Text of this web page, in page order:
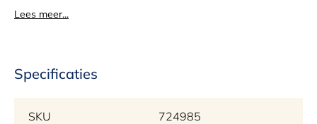
Lees meer...
Specificaties
SKU 724985